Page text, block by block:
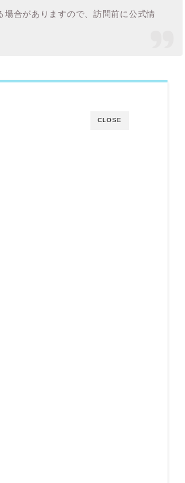
合がありますので、訪問前に公式情
CLOSE